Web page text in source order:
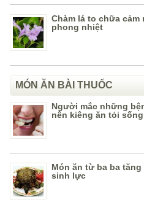
Chàm lá to chữa cảm
phong nhiệt
MÓN ĂN BÀI THUỐC
Người mắc những
nên kiêng ăn tỏi sống
Món ăn từ ba ba
sinh lực